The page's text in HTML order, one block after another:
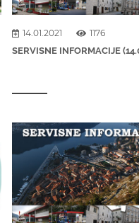
14.01.2021
1176
SERVISNE INFORMACIJE